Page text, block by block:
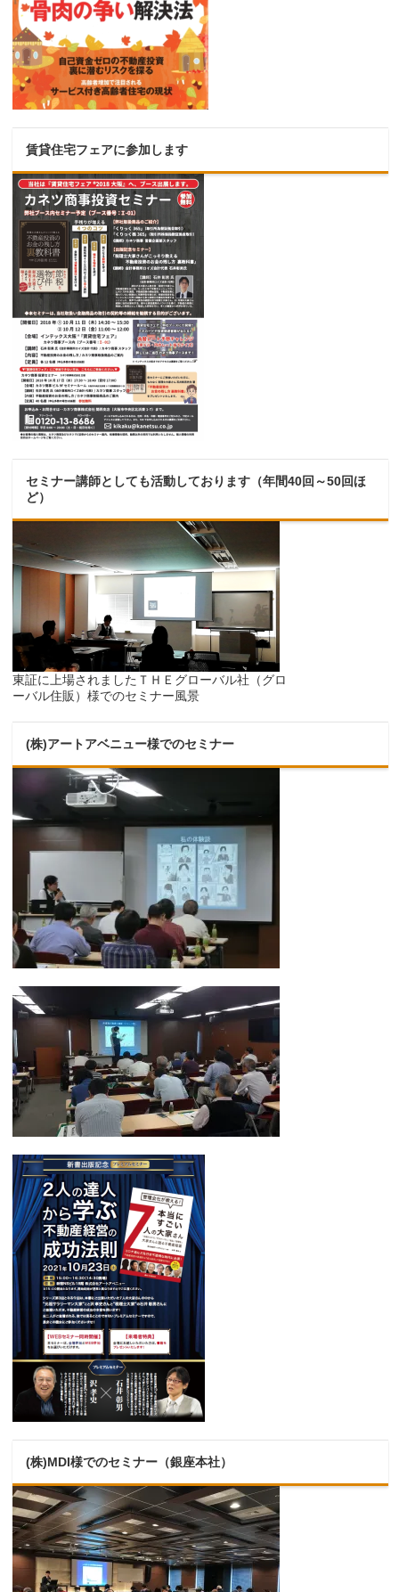
賃貸住宅フェアに参加します
セミナー講師としても活動しております（年間40回～50回ほ
ど）
東証に上場されましたＴＨＥグローバル社（グロ
ーバル住販）様でのセミナー風景
(株)アートアベニュー様でのセミナー
(株)MDI様でのセミナー（銀座本社）